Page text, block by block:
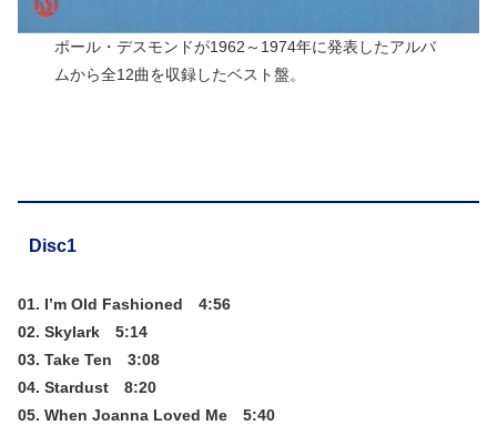
ポール・デスモンドが1962～1974年に発表したアルバ
ムから全12曲を収録したベスト盤。
Disc1
01. I’m Old Fashioned 4:56
02. Skylark 5:14
03. Take Ten 3:08
04. Stardust 8:20
05. When Joanna Loved Me 5:40